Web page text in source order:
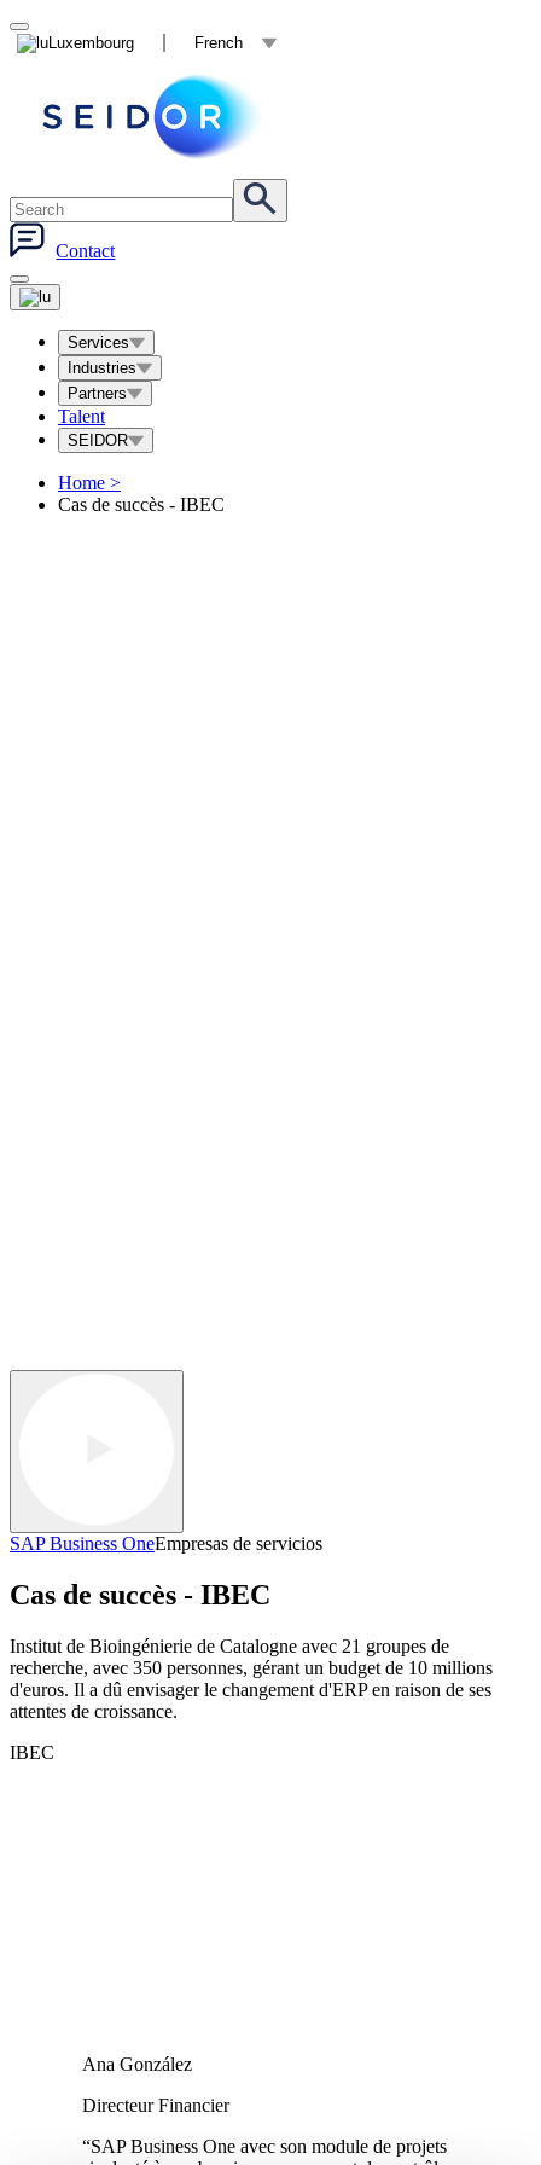
Luxembourg French
Contact
Services
Industries
Partners
Talent
SEIDOR
Home >
Cas de succès - IBEC
SAP Business OneEmpresas de servicios
Cas de succès - IBEC
Institut de Bioingénierie de Catalogne avec 21 groupes de
recherche, avec 350 personnes, gérant un budget de 10 millions
d'euros. Il a dû envisager le changement d'ERP en raison de ses
attentes de croissance.
IBEC
Ana González
Directeur Financier
“SAP Business One avec son module de projets